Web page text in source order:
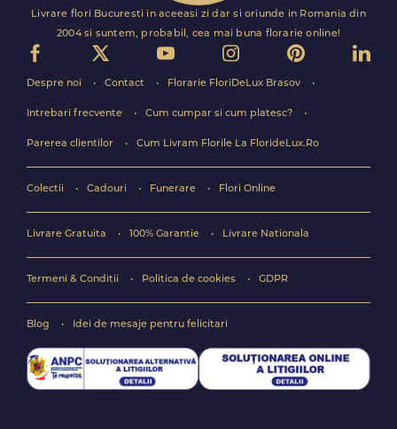
Livrare flori Bucuresti in aceeasi zi dar si oriunde in Romania din
2004 si suntem, probabil, cea mai buna florarie online!
Despre noi Contact Florarie FloriDeLux Brasov
Intrebari frecvente Cum cumpar si cum platesc?
Parerea clientilor Cum Livram Florile La FlorideLux.Ro
Colectii Cadouri Funerare Flori Online
Livrare Gratuita 100% Garantie Livrare Nationala
Termeni & Conditii Politica de cookies GDPR
Blog Idei de mesaje pentru felicitari